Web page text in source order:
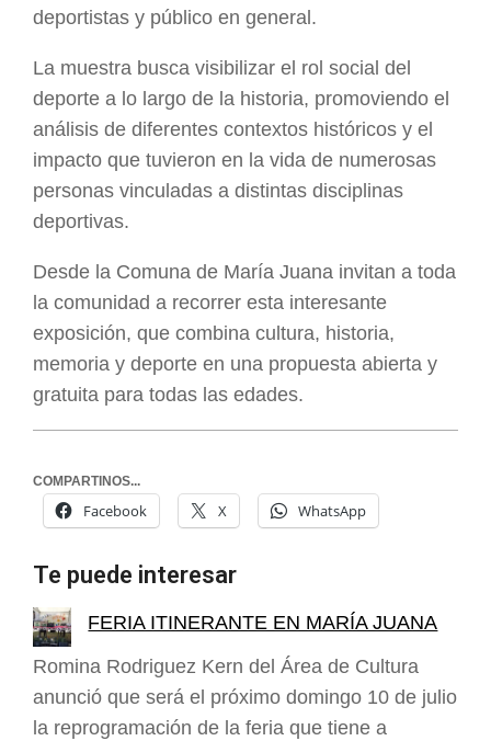
deportistas y público en general.
La muestra busca visibilizar el rol social del
deporte a lo largo de la historia, promoviendo el
análisis de diferentes contextos históricos y el
impacto que tuvieron en la vida de numerosas
personas vinculadas a distintas disciplinas
deportivas.
Desde la Comuna de María Juana invitan a toda
la comunidad a recorrer esta interesante
exposición, que combina cultura, historia,
memoria y deporte en una propuesta abierta y
gratuita para todas las edades.
COMPARTINOS...
Facebook X WhatsApp
Te puede interesar
FERIA ITINERANTE EN MARÍA JUANA
Romina Rodriguez Kern del Área de Cultura
anunció que será el próximo domingo 10 de julio
la reprogramación de la feria que tiene a